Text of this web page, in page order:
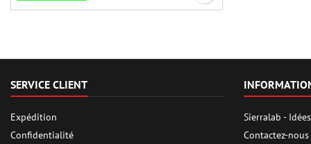
SERVICE CLIENT
Expédition
Confidentialité
Sierralab -
Contactez-nous